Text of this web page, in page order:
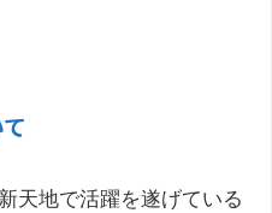
天地で活躍を遂げている